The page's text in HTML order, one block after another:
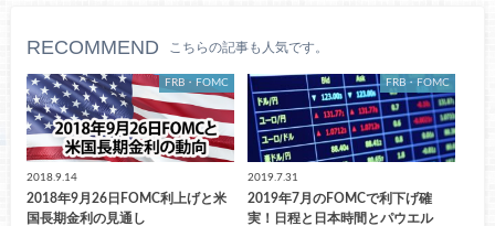
RECOMMEND こちらの記事も人気です。
FRB・FOMC
2018.9.14
2018年9月26日FOMC利上げと米
国長期金利の見通し
FRB・FOMC
2019.7.31
2019年7月のFOMCで利下げ確
実！日程と日本時間とパウエル